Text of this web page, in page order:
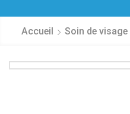
Accueil Soin de visage